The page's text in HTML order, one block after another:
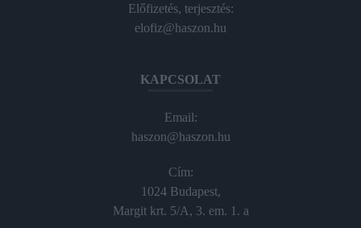
Előfizetés, terjesztés:
elofiz@haszon.hu
KAPCSOLAT
Email:
haszon@haszon.hu
Cím:
1024 Budapest,
Margit krt. 5/A, 3. em. 1. a